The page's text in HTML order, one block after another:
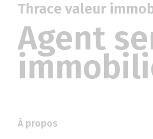
Thrace valeur
Agent
À propos